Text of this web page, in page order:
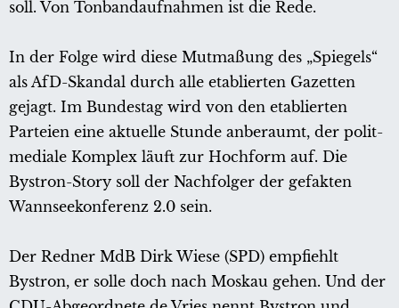
soll. Von Tonbandaufnahmen ist die Rede.
In der Folge wird diese Mutmaßung des „Spiegels“
als AfD-Skandal durch alle etablierten Gazetten
gejagt. Im Bundestag wird von den etablierten
Parteien eine aktuelle Stunde anberaumt, der polit-
mediale Komplex läuft zur Hochform auf. Die
Bystron-Story soll der Nachfolger der gefakten
Wannseekonferenz 2.0 sein.
Der Redner MdB Dirk Wiese (SPD) empfiehlt
Bystron, er solle doch nach Moskau gehen. Und der